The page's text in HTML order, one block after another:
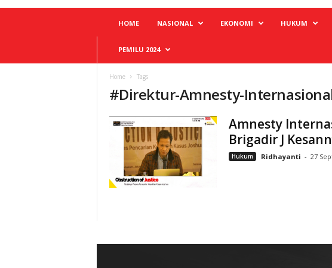
HOME NASIONAL EKONOMI HUKUM
PEMILU 2024
Home Tags
#Direktur-Amnesty-
Amnesty
Brigadir J
Hukum Ridhayanti - 27